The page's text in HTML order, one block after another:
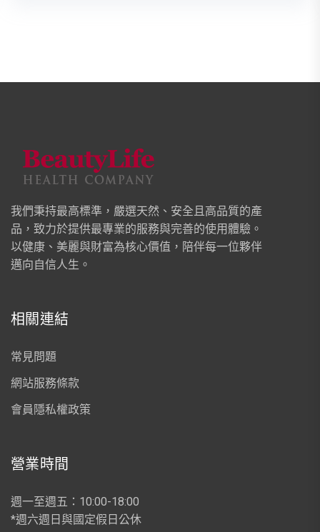
我們秉持最高標準，嚴選天然、安全且高品質的產
品，致力於提供最專業的服務與完善的使用體驗。
以健康、美麗與財富為核心價值，陪伴每一位夥伴
邁向自信人生。
相關連結
常見問題
網站服務條款
會員隱私權政策
營業時間
週一至週五：10:00-18:00
*週六週日與國定假日公休